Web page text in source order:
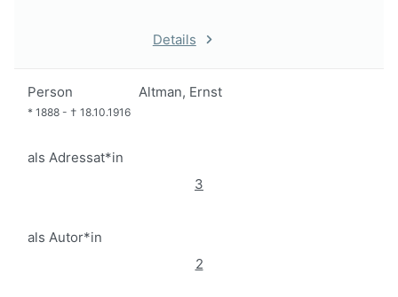
Details
Person Altman, Ernst
* 1888 - † 18.10.1916
als Adressat*in
3
als Autor*in
2